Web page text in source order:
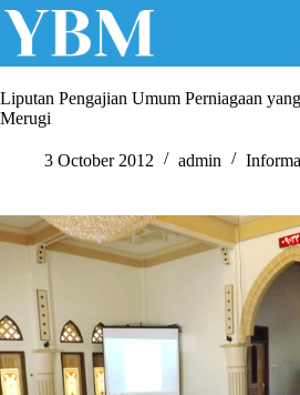
Skip
Liputan Pengajian Umum Perniagaan
Merugi
3 October 2012 admin